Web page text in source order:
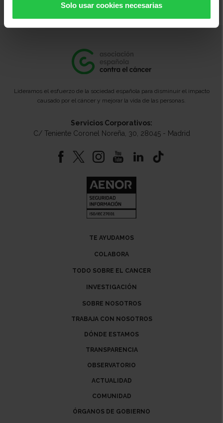
Solo usar cookies necesarias
Lideramos el esfuerzo de la sociedad española para disminuir el impacto
causado por el cáncer y mejorar la vida de las personas.
Servicios Corporativos:
C/ Teniente Coronel Noreña, 30, 28045 - Madrid
TE AYUDAMOS
COLABORA
TODO SOBRE EL CANCER
INVESTIGACIÓN
SOBRE NOSOTROS
TRABAJA CON NOSOTROS
DÓNDE ESTAMOS
TRANSPARENCIA
OBSERVATORIO
ACTUALIDAD
COMUNIDAD
ÓRGANOS DE GOBIERNO